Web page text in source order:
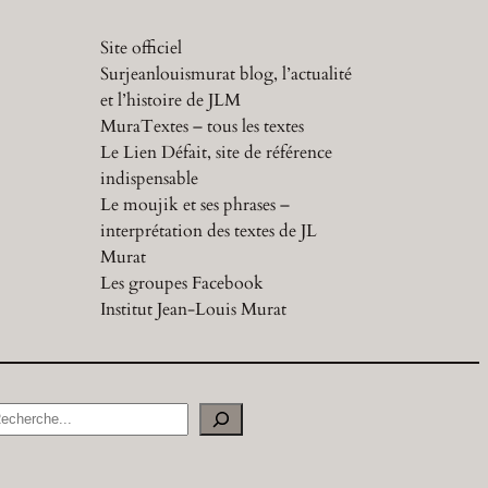
Site officiel
Surjeanlouismurat blog, l’actualité
et l’histoire de JLM
MuraTextes – tous les textes
Le Lien Défait, site de référence
indispensable
Le moujik et ses phrases –
interprétation des textes de JL
Murat
Les groupes Facebook
Institut Jean-Louis Murat